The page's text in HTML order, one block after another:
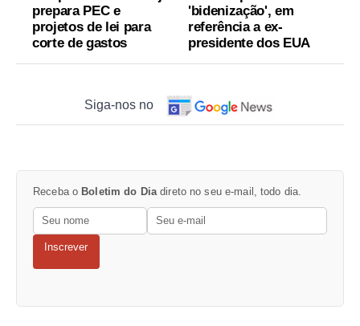
prepara PEC e
projetos de lei para
corte de gastos
'bidenização', em
referência a ex-
presidente dos EUA
Siga-nos no
Receba o Boletim do Diadireto no seu e-mail, todo dia.
Inscrever